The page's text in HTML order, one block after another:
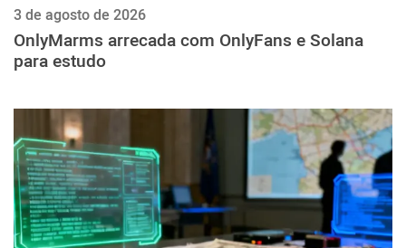
3 de agosto de 2026
OnlyMarms arrecada com OnlyFans e Solana
para estudo